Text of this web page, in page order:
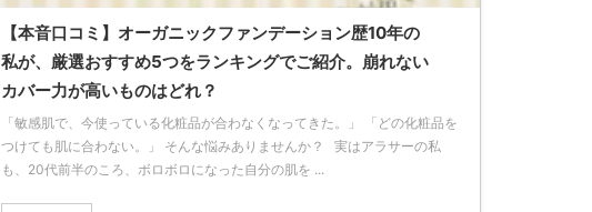
【本音口コミ】オーガニックファンデーション歴10年の
私が、厳選おすすめ5つをランキングでご紹介。崩れない
カバー力が高いものはどれ？
「敏感肌で、今使っている化粧品が合わなくなってきた。」 「どの化粧品を
つけても肌に合わない。」 そんな悩みありませんか？ 実はアラサーの私
も、20代前半のころ、ボロボロになった自分の肌を ...